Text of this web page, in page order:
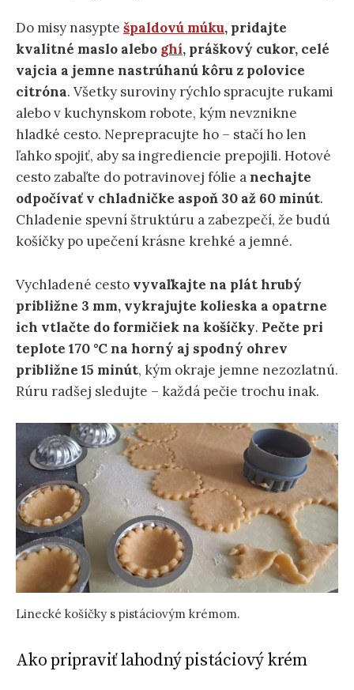
Do misy nasypte špaldovú múku, pridajte
kvalitné maslo alebo ghí, práškový cukor, celé
vajcia a jemne nastrúhanú kôru z polovice
citróna. Všetky suroviny rýchlo spracujte rukami
alebo v kuchynskom robote, kým nevznikne
hladké cesto. Neprepracujte ho – stačí ho len
ľahko spojiť, aby sa ingrediencie prepojili. Hotové
cesto zabaľte do potravinovej fólie anechajte
odpočívať v chladničke aspoň 30 až 60 minút.
Chladenie spevní štruktúru a zabezpečí, že budú
košíčky po upečení krásne krehké a jemné.
Vychladené cesto vyvaľkajte na plát hrubý
približne 3 mm, vykrajujte kolieska a opatrne
ich vtlačte do formičiek na košíčky. Pečte pri
teplote 170 °C na horný aj spodný ohrev
približne 15 minút, kým okraje jemne nezozlatnú.
Rúru radšej sledujte – každá pečie trochu inak.
Linecké košíčky s pistáciovým krémom.
Ako pripraviť lahodný pistáciový krém